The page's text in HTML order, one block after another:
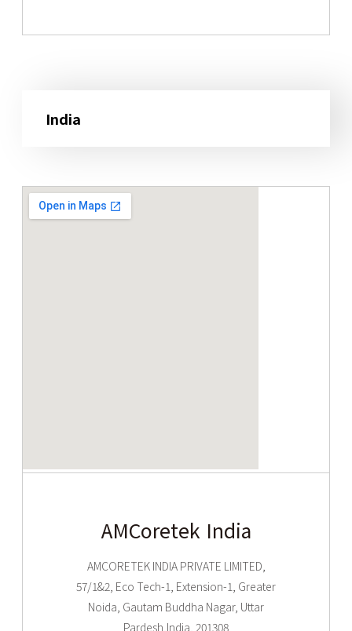
India
AMCoretek India
AMCORETEK INDIA PRIVATE LIMITED,
57/1&2, Eco Tech-1, Extension-1, Greater
Noida, Gautam Buddha Nagar, Uttar
Pardesh,India, 201308